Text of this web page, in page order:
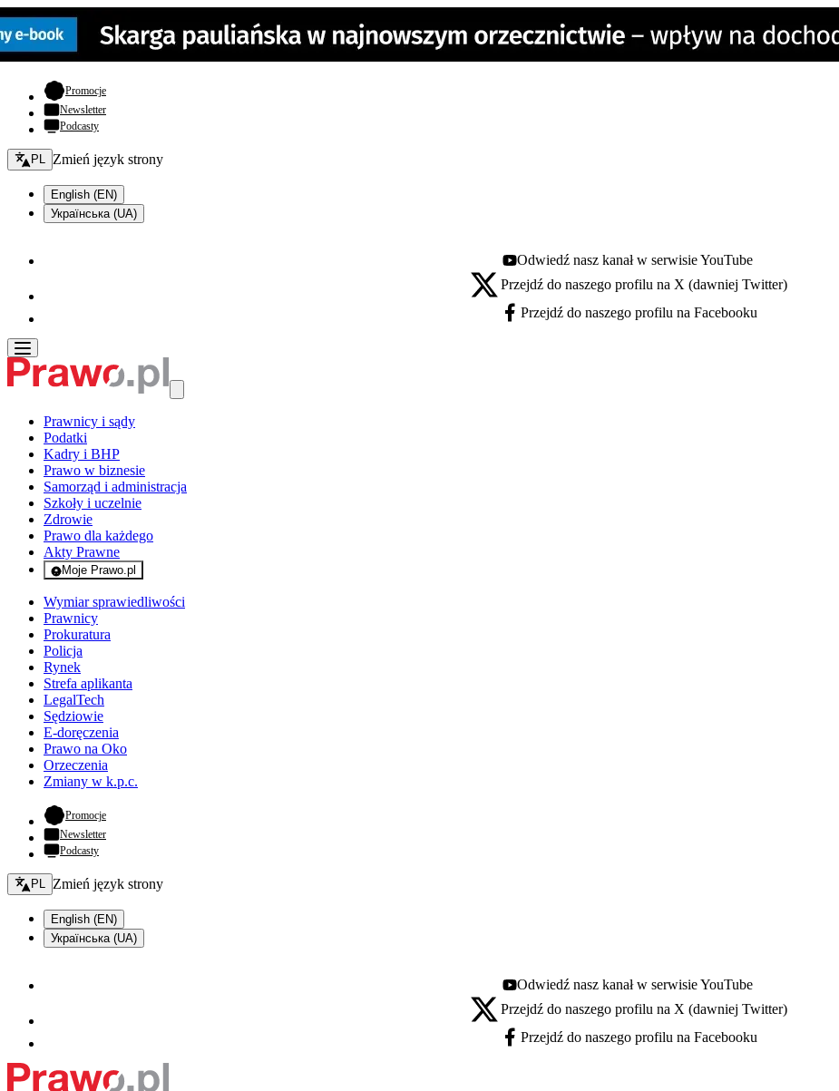
Promocje- otwiera się w nowej karcie
Newsletter
Podcasty
Zmień język - bieżący:
PL Zmień język strony
English (EN)
Українська (UA)
Youtube - otwiera się w nowej karcie
Odwiedź nasz kanał w serwisie YouTube
X - otwiera się w nowej karcie
Przejdź do naszego profilu na X (dawniej Twitter)
Facebook - otwiera się w nowej karcie
Przejdź do naszego profilu na Facebooku
Prawnicy i sądy
Podatki
Kadry i BHP
Prawo w biznesie
Samorząd i administracja
Szkoły i uczelnie
Zdrowie
Prawo dla każdego
Akty Prawne
Moje Prawo.pl
- rejestracja i logowanie do serwisu
Wymiar sprawiedliwości
Prawnicy
Prokuratura
Policja
Rynek
Strefa aplikanta
LegalTech
Sędziowie
E-doręczenia
Prawo na Oko
Orzeczenia
Zmiany w k.p.c.
Promocje- otwiera się w nowej karcie
Newsletter
Podcasty
Zmień język - bieżący:
PL Zmień język strony
English (EN)
Українська (UA)
Youtube - otwiera się w nowej karcie
Odwiedź nasz kanał w serwisie YouTube
X - otwiera się w nowej karcie
Przejdź do naszego profilu na X (dawniej Twitter)
Facebook - otwiera się w nowej karcie
Przejdź do naszego profilu na Facebooku